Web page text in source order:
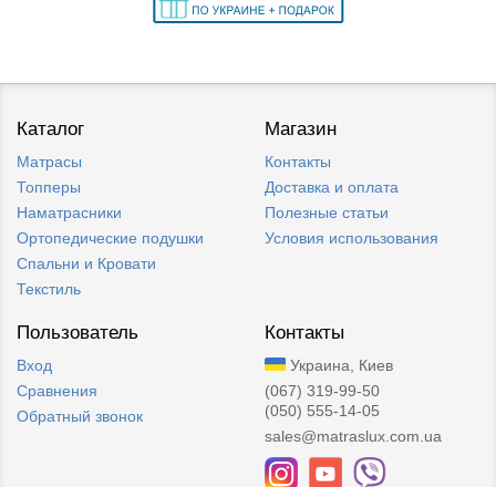
Каталог
Матрасы
Топперы
Наматрасники
Ортопедические подушки
Спальни и Кровати
Текстиль
Магазин
Контакты
Доставка и оплата
Полезные статьи
Условия использования
Пользователь
Вход
Сравнения
Обратный звонок
Контакты
Украина, Киев
(067) 319-99-50
(050) 555-14-05
sales@matraslux.com.ua